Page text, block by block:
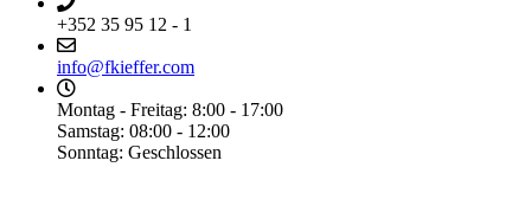
+352 35 95 12 - 1
info@fkieffer.com
Montag - Freitag: 8:00 - 17:00
Samstag: 08:00 - 12:00
Sonntag: Geschlossen